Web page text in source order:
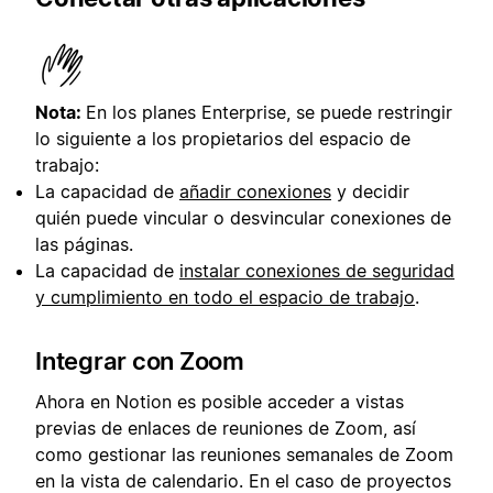
Nota: En los planes Enterprise, se puede restringir
lo siguiente a los propietarios del espacio de
trabajo:
La capacidad de añadir conexiones y decidir
quién puede vincular o desvincular conexiones de
las páginas.
La capacidad de instalar conexiones de seguridad
y cumplimiento en todo el espacio de trabajo.
Integrar con Zoom
Ahora en Notion es posible acceder a vistas
previas de enlaces de reuniones de Zoom, así
como gestionar las reuniones semanales de Zoom
en la vista de calendario. En el caso de proyectos